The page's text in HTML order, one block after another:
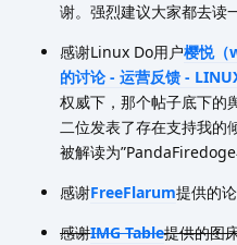
谢。强烈建议大家都去读
感谢Linux Do用户樱悦（
的讨论 - 运营反馈 -
权威下，那个帖子底下的
二位发表了存在支持我的
被解读为”PandaFiredoge
感谢FreeFlarum提供的
感谢IMG Table提供的图